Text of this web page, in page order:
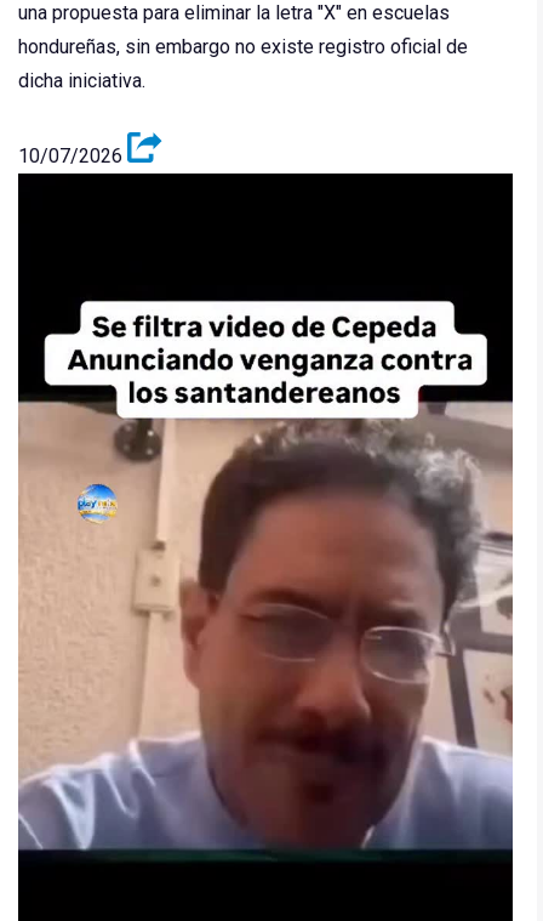
una propuesta para eliminar la letra "X" en escuelas
hondureñas, sin embargo no existe registro oficial de
dicha iniciativa.
10/07/2026